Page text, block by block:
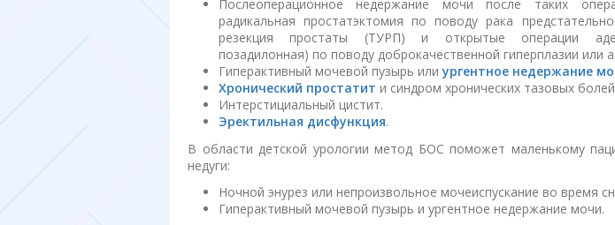
Послеоперационное недержание мочи после таких
радикальная простатэктомия по поводу рака
резекция простаты (ТУРП) и открытые операции
позадилонная) по поводу доброкачественной гиперплазии или
Гиперактивный мочевой пузырь илиургентное недержание
Хронический простатит и синдром хронических тазовых
Интерстициальный цистит.
Эректильная дисфункция.
В области детской урологии метод БОС поможет маленькому
недуги:
Ночной энурез или непроизвольное мочеиспускание во время
Гиперактивный мочевой пузырь и ургентное недержание мочи.